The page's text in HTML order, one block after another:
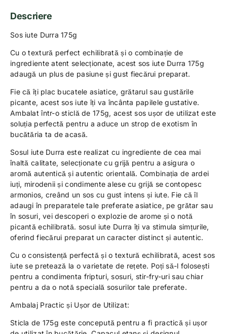
Descriere
Sos iute Durra 175g
Cu o textură perfect echilibrată și o combinație de
ingrediente atent selecționate, acest sos iute Durra 175g
adaugă un plus de pasiune și gust fiecărui preparat.
Fie că îți plac bucatele asiatice, grătarul sau gustările
picante, acest sos iute îți va încânta papilele gustative.
Ambalat într-o sticlă de 175g, acest sos ușor de utilizat este
soluția perfectă pentru a aduce un strop de exotism în
bucătăria ta de acasă.
Sosul iute Durra este realizat cu ingrediente de cea mai
înaltă calitate, selecționate cu grijă pentru a asigura o
aromă autentică și autentic orientală. Combinația de ardei
iuți, mirodenii și condimente alese cu grijă se contopesc
armonios, creând un sos cu gust intens și iute. Fie că îl
adaugi în preparatele tale preferate asiatice, pe grătar sau
în sosuri, vei descoperi o explozie de arome și o notă
picantă echilibrată. sosul iute Durra îți va stimula simțurile,
oferind fiecărui preparat un caracter distinct și autentic.
Cu o consistență perfectă și o textură echilibrată, acest sos
iute se pretează la o varietate de rețete. Poți să-l folosești
pentru a condimenta fripturi, sosuri, stir-fry-uri sau chiar
pentru a da o notă specială sosurilor tale preferate.
Ambalaj Practic și Ușor de Utilizat:
Sticla de 175g este concepută pentru a fi practică și ușor